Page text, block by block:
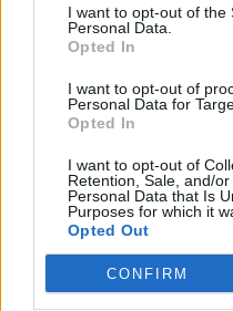
I want to opt-out of the
Personal Data.
Opted In
I want to opt-out of
Personal Data for
Opted In
I want to opt-out of
Retention, Sale, and/
Personal Data that Is
Purposes for which it
Opted Out
CONFIRM